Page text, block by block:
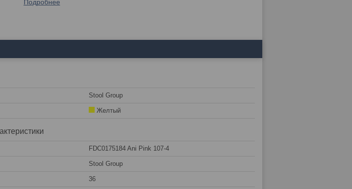
Подробнее
Stool Group
Желтый
FDC0175184 Ani Pink 107-4
Stool Group
36